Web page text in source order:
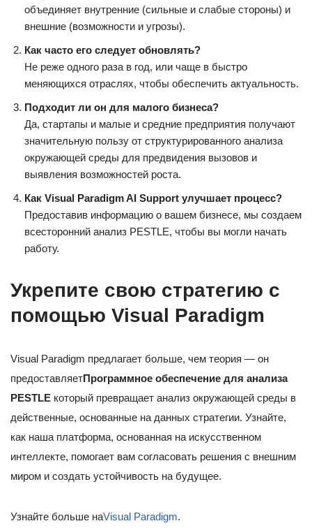
объединяет внутренние (сильные и слабые стороны) и
внешние (возможности и угрозы).
Как часто его следует обновлять?
Не реже одного раза в год, или чаще в быстро
меняющихся отраслях, чтобы обеспечить актуальность.
Подходит ли он для малого бизнеса?
Да, стартапы и малые и средние предприятия получают
значительную пользу от структурированного анализа
окружающей среды для предвидения вызовов и
выявления возможностей роста.
Как Visual Paradigm AI Support улучшает процесс?
Предоставив информацию о вашем бизнесе, мы создаем
всесторонний анализ PESTLE, чтобы вы могли начать
работу.
Укрепите свою стратегию с
помощью Visual Paradigm
Visual Paradigm предлагает больше, чем теория — он
предоставляетПрограммное обеспечение для анализа
PESTLE который превращает анализ окружающей среды в
действенные, основанные на данных стратегии. Узнайте,
как наша платформа, основанная на искусственном
интеллекте, помогает вам согласовать решения с внешним
миром и создать устойчивость на будущее.
Узнайте больше наVisual Paradigm.